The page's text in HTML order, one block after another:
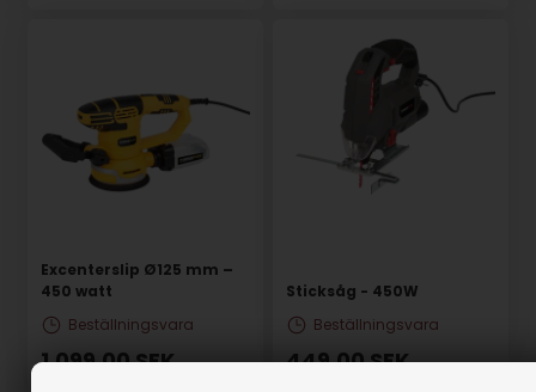
Excenterslip Ø125 mm –
450 watt
Beställningsvara
1.099,00SEK
Sticksåg - 450W
Beställningsvara
449,00SEK